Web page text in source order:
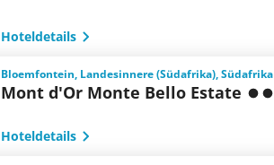
Hoteldetails
Bloemfontein, Landesinnere (Südafrika), Südafrika
Mont d'Or Monte Bello Estate
Hoteldetails